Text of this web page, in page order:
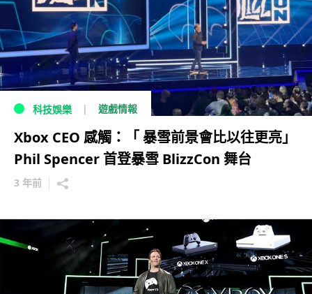
科技娛樂 遊戲情報
Xbox CEO 感觸：「 暴雪前景會比以往更亮」
Phil Spencer 首登暴雪 BlizzCon 舞台
3 年前